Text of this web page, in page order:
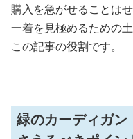
購入を急がせることは
一着を見極めるための
この記事の役割です。
緑のカーディガ